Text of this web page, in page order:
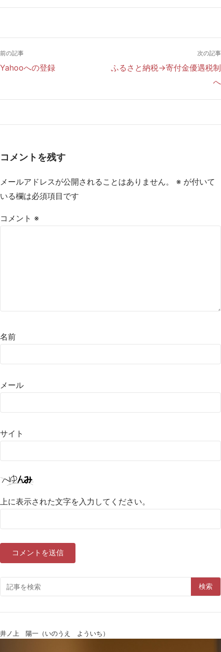
前の記事
Yahooへの登録
次の記事
ふるさと納税→寄付金優遇税制
へ
コメントを残す
メールアドレスが公開されることはありません。 ※ が付いて
いる欄は必須項目です
コメント ※
名前
メール
サイト
上に表示された文字を入力してください。
検索
井ノ上 陽一（いのうえ よういち）